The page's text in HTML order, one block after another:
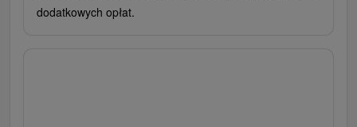
dodatkowych opłat.